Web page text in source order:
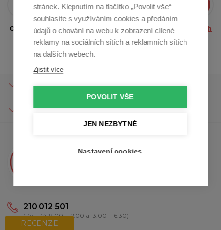
stránek. Klepnutím na tlačítko „Povolit vše“
souhlasíte s využíváním cookies a předáním
údajů o chování na webu k zobrazení cílené
reklamy na sociálních sítích a reklamních sítích
na dalších webech.
Zjistit více
POVOLIT VŠE
JEN NEZBYTNÉ
Nastavení cookies
Přihlásit se
Odesláním e-mailu souhlasíte sezpracováním osobních
údajů.
O SPOLEČNOSTI
O NÁKUPU
210 012 501
(Po - Pá: 9:00 - 12:00 a 13:00 - 16:30)
RECENZE